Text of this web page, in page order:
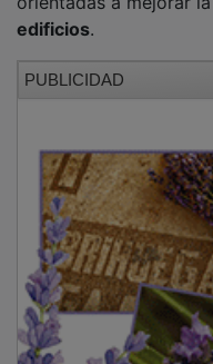
edificios.